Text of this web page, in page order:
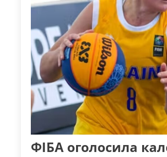
ФІБА оголосила